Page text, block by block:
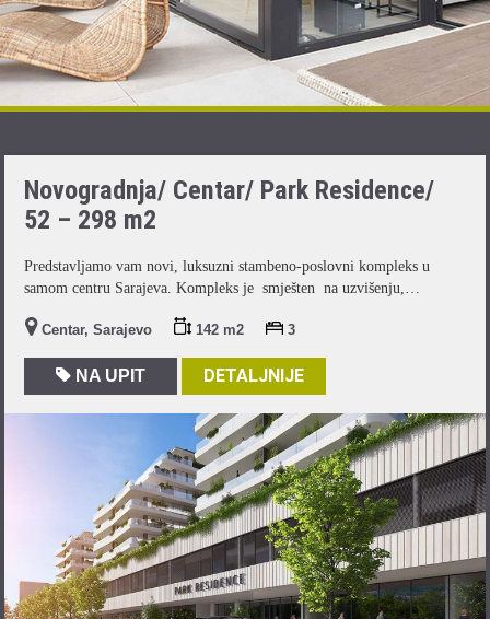
Novogradnja/ Centar/ Park Residence/
52 – 298 m2
Predstavljamo vam novi, luksuzni stambeno-poslovni kompleks u
samom centru Sarajeva. Kompleks je smješten na uzvišenju,…
Centar, Sarajevo 142 m2 3
NA UPIT DETALJNIJE